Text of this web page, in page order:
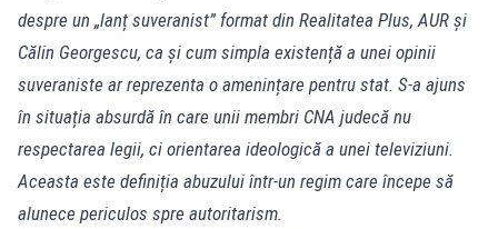
despre un „lanț suveranist” format din Realitatea Plus, AUR și
Călin Georgescu, ca și cum simpla existență a unei opinii
suveraniste ar reprezenta o amenințare pentru stat. S-a ajuns
în situația absurdă în care unii membri CNA judecă nu
respectarea legii, ci orientarea ideologică a unei televiziuni.
Aceasta este definiția abuzului într-un regim care începe să
alunece periculos spre autoritarism.